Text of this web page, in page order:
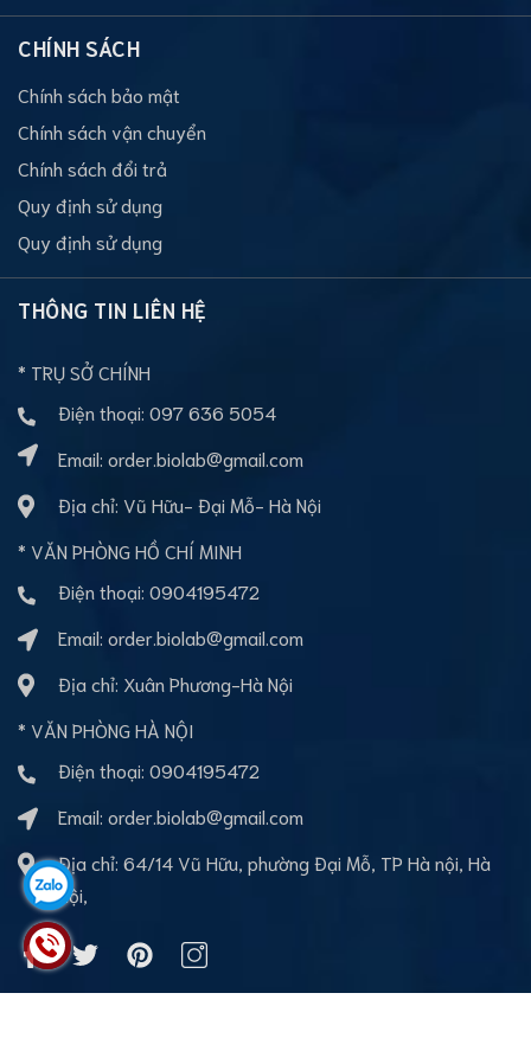
CHÍNH SÁCH
Chính sách bảo mật
Chính sách vận chuyển
Chính sách đổi trả
Quy định sử dụng
Quy định sử dụng
THÔNG TIN LIÊN HỆ
* TRỤ SỞ CHÍNH
Điện thoại: 097 636 5054
Email: order.biolab@gmail.com
Địa chỉ: Vũ Hữu- Đại Mỗ- Hà Nội
* VĂN PHÒNG HỒ CHÍ MINH
Điện thoại: 0904195472
Email: order.biolab@gmail.com
Địa chỉ: Xuân Phương-Hà Nội
* VĂN PHÒNG HÀ NỘI
Điện thoại: 0904195472
Email: order.biolab@gmail.com
Địa chỉ: 64/14 Vũ Hữu, phường Đại Mỗ, TP Hà nội, Hà
Nội,